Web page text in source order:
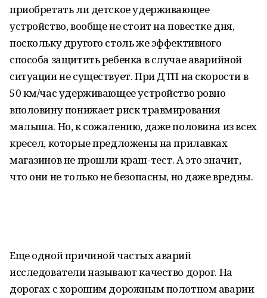
приобретать ли детское удерживающее
устройство, вообще не стоит на повестке дня,
поскольку другого столь же эффективного
способа защитить ребенка в случае аварийной
ситуации не существует. При ДТП на скорости в
50 км/час удерживающее устройство ровно
вполовину понижает риск травмирования
малыша. Но, к сожалению, даже половина из всех
кресел, которые предложены на прилавках
магазинов не прошли краш-тест. А это значит,
что они не только не безопасны, но даже вредны.
Еще одной причиной частых аварий
исследователи называют качество дорог. На
дорогах с хорошим дорожным полотном аварии